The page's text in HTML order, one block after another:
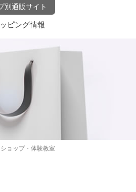
別通販サイト
ピング情報
ョップ・体験教室